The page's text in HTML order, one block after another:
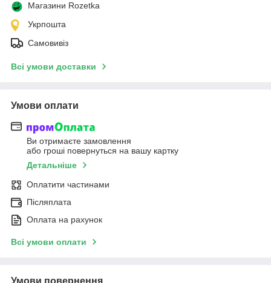
Магазини Rozetka
Укрпошта
Самовивіз
Всі умови доставки
Умови оплати
Ви отримаєте замовлення
або гроші повернуться на вашу картку
Детальніше
Оплатити частинами
Післяплата
Оплата на рахунок
Всі умови оплати
Умови повернення